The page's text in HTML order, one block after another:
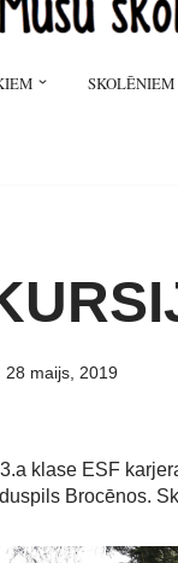
SKOLĒNIEM
28 maijs, 2019
klase ESF
Brocēnos.